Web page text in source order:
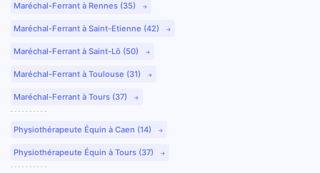
Maréchal-Ferrant à Rennes (35)
Maréchal-Ferrant à Saint-Etienne (42)
Maréchal-Ferrant à Saint-Lô (50)
Maréchal-Ferrant à Toulouse (31)
Maréchal-Ferrant à Tours (37)
Physiothérapeute Équin à Caen (14)
Physiothérapeute Équin à Tours (37)